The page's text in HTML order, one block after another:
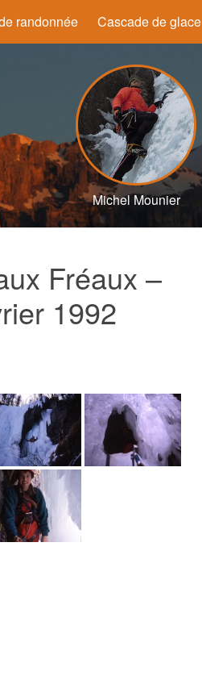
randonnée Cascade de glace
Michel Mounier
Fréaux –
1992